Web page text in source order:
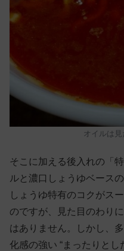
オイルは
そこに加える後入れの「
ルと濃口しょうゆベース
しょうゆ特有のコクがス
のですが、見た目のわり
はありません。しかし、
化感の強い “まったりと